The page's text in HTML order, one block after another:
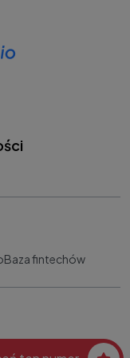
Baza fintechów